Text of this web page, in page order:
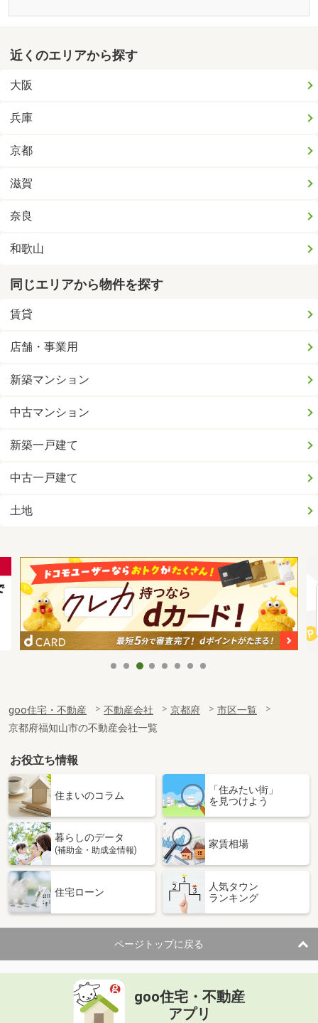
近くのエリアから探す
大阪
兵庫
京都
滋賀
奈良
和歌山
同じエリアから物件を探す
賃貸
店舗・事業用
新築マンション
中古マンション
新築一戸建て
中古一戸建て
土地
goo住宅・不動産 不動産会社 京都府
市区一覧
京都府福知山市の不動産会社一覧
お役立ち情報
住まいのコラム
「住みたい街」
を見つけよう
暮らしのデータ
(補助金・助成金情報)
家賃相場
住宅ローン
人気タウン
ランキング
ページトップに戻る
goo住宅・不動産
アプリ